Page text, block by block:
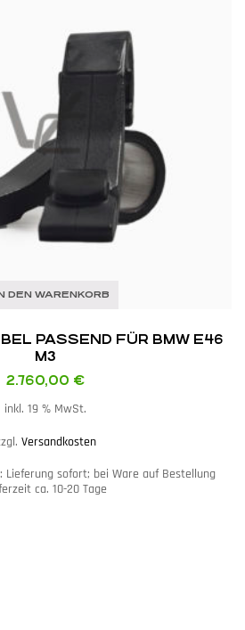
DEN WARENKORB
PASSEND FÜR BMW E46
M3
2.760,00 €
inkl. 19 % MwSt.
Versandkosten
Lieferung sofort; bei Ware auf Bestellung
ca. 10-20 Tage